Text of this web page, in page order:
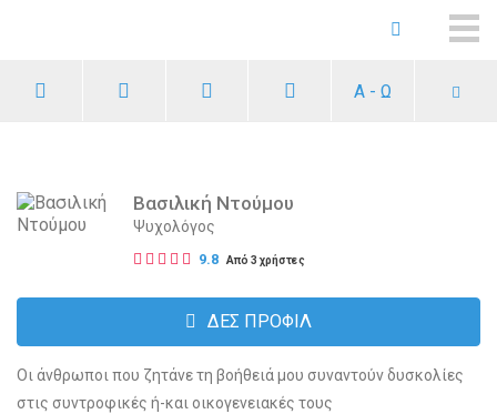
Α - Ω
Βασιλική Ντούμου
Ψυχολόγος
9.8 Από 3 χρήστες
ΔΕΣ ΠΡΟΦΙΛ
Οι άνθρωποι που ζητάνε τη βοήθειά μου συναντούν δυσκολίες
στις συντροφικές ή-και οικογενειακές τους